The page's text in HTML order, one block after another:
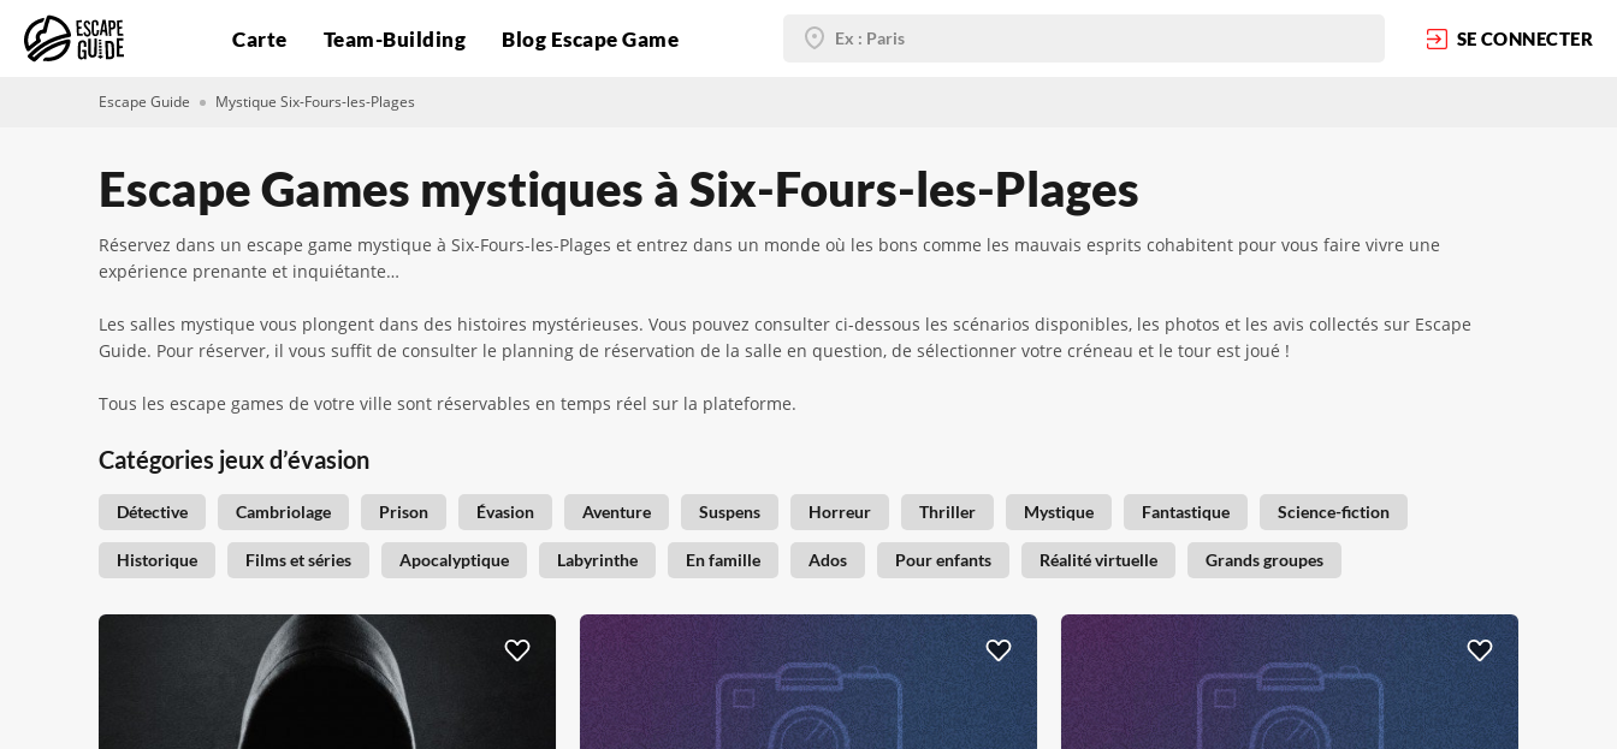
Carte Team-Building Blog Escape Game SE CONNECTER
Escape Guide Mystique Six-Fours-les-Plages
Escape Games mystiques à Six-Fours-les-Plages
Réservez dans un escape game mystique à Six-Fours-les-Plages et entrez dans un monde où les bons comme les mauvais esprits cohabitent pour vous faire vivre une
expérience prenante et inquiétante…
Les salles mystique vous plongent dans des histoires mystérieuses. Vous pouvez consulter ci-dessous les scénarios disponibles, les photos et les avis collectés sur Escape
Guide. Pour réserver, il vous suffit de consulter le planning de réservation de la salle en question, de sélectionner votre créneau et le tour est joué !
Tous les escape games de votre ville sont réservables en temps réel sur la plateforme.
Catégories jeux d’évasion
Détective Cambriolage Prison Évasion Aventure Suspens Horreur Thriller Mystique Fantastique Science-fiction
Historique Films et séries Apocalyptique Labyrinthe En famille Ados Pour enfants Réalité virtuelle Grands groupes